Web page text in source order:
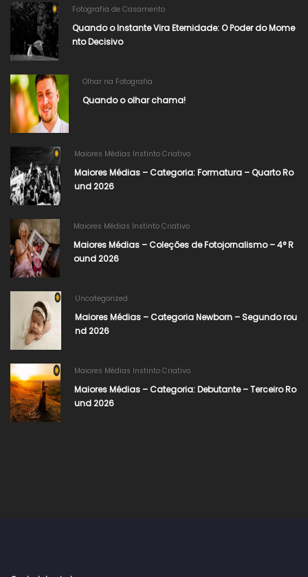
Fotografia de Casamento
Quando o Instante Vira Eternidade: O Poder do Mome
nto Decisivo
Olhar na Fotografia
Quando o olhar chama!
Maiores Médias Instinto Criativo
Maiores Médias – Categoria: Formatura – Quarto Ro
und 2026
Maiores Médias Instinto Criativo
Maiores Médias – Coleções de Fotojornalismo – 4° R
ound 2026​
Uncategorized
Maiores Médias – Categoria Newborn – Segundo rou
nd 2026
Maiores Médias Instinto Criativo
Maiores Médias – Categoria: Debutante – Terceiro Ro
und 2026